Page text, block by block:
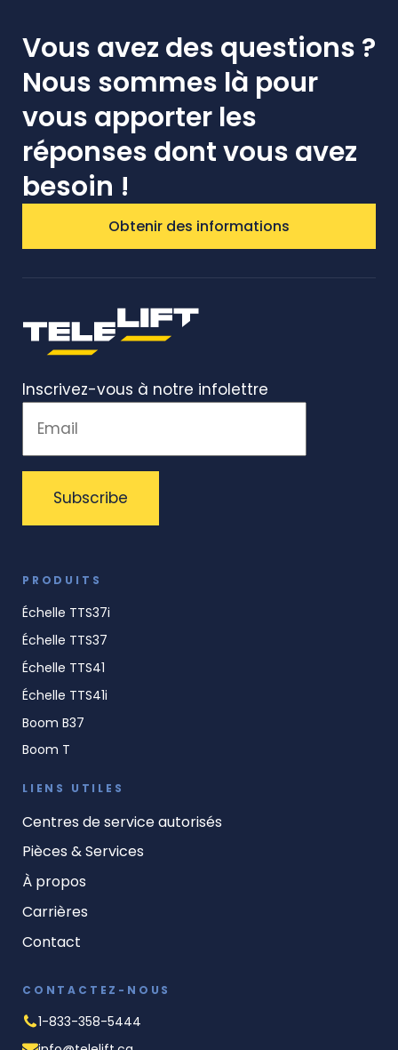
Vous avez des questions ?
Nous sommes là pour
vous apporter les
réponses dont vous avez
besoin !
Obtenir des informations
Inscrivez-vous à notre infolettre
PRODUITS
Échelle TTS37i
Échelle TTS37
Échelle TTS41
Échelle TTS41i
Boom B37
Boom T
LIENS UTILES
Centres de service autorisés
Pièces & Services
À propos
Carrières
Contact
CONTACTEZ-NOUS
1-833-358-5444